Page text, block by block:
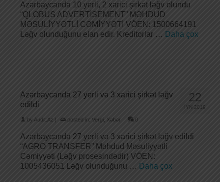
Azərbaycanda 10 yerli, 2 xarici şirkət ləğv olundu
“QLOBUS ADVERTİSEMENT” MƏHDUD
MƏSULİYYƏTLİ CƏMİYYƏTİ VÖEN: 1500664191
Ləğv olunduğunu elan edir. Kreditorlar … Daha çox
22
İYN 2019
Azərbaycanda 27 yerli və 3 xarici şirkət ləğv
edildi
by Audit.Az | posted in: Vergi Xəbər | 0
Azərbaycanda 27 yerli və 3 xarici şirkət ləğv edildi
“AGRO TRANSFER” Məhdud Məsuliyyətli
Cəmiyyəti (Ləğv prosesindədir) VÖEN:
1005436051 Ləğv olunduğunu … Daha çox